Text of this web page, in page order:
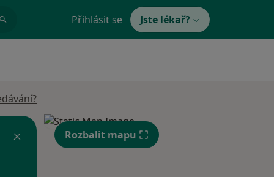
Přihlásit se Jste lékař?
Rozbalit mapu